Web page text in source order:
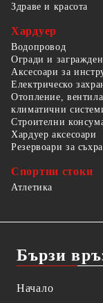
Здраве и красота
Хардуер
Водопровод
Огради и
Аксесоари за
Електрическо
Отопление,
климатични
Строителни
Хардуер аксесоари
Резервоари за
Спортни стоки
Атлетика
Бързи
Начало